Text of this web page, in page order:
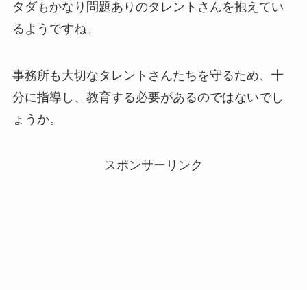
タダもかなり問題ありのタレントさんを抱えてい
るようですね。
事務所も大切なタレントさんたちを守るため、十
分に指導し、教育する必要があるのではないでし
ょうか。
スポンサーリンク